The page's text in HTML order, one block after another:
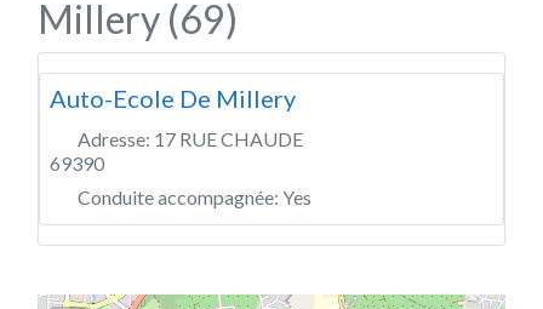
Millery (69)
Auto-Ecole De Millery
Adresse: 17 RUE CHAUDE
69390
Conduite accompagnée: Yes